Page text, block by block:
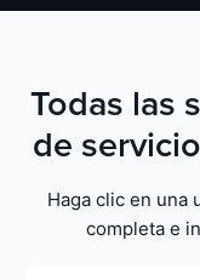
Todas las
de
Haga clic en una
completa e